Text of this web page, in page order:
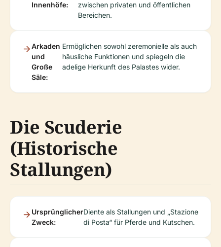
Innenhöfe:
zwischen privaten und öffentlichen
Bereichen.
Arkaden
und
Große
Säle:
Ermöglichen sowohl zeremonielle als auch
häusliche Funktionen und spiegeln die
adelige Herkunft des Palastes wider.
Die Scuderie
(Historische
Stallungen)
Ursprünglicher
Zweck:
Diente als Stallungen und „Stazione
di Posta“ für Pferde und Kutschen.